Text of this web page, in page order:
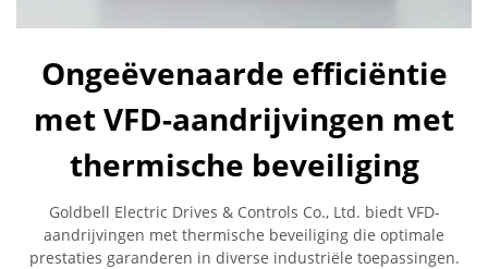
Ongeëvenaarde efficiëntie
met VFD-aandrijvingen met
thermische beveiliging
Goldbell Electric Drives & Controls Co., Ltd. biedt VFD-
aandrijvingen met thermische beveiliging die optimale
prestaties garanderen in diverse industriële toepassingen.